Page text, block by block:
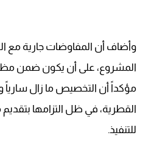
وأضاف أن المفاوضات جارية مع
المشروع، على أن يكون ضمن
مؤكداً أن التخصيص ما زال
القطرية، في ظل التزامها
للتنفيذ.